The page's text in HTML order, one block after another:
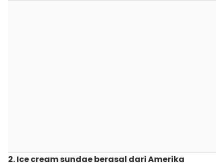
2. Ice cream sundae berasal dari Amerika